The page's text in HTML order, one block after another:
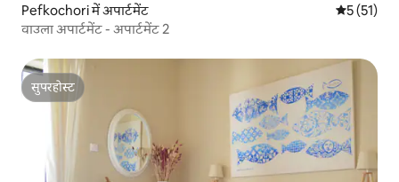
Pefkochori में अपार्टमेंट औसत रेटिंग
5 (51)
वाउला अपार्टमेंट - अपार्टमेंट 2
सुपरहोस्ट
सुपरहोस्ट